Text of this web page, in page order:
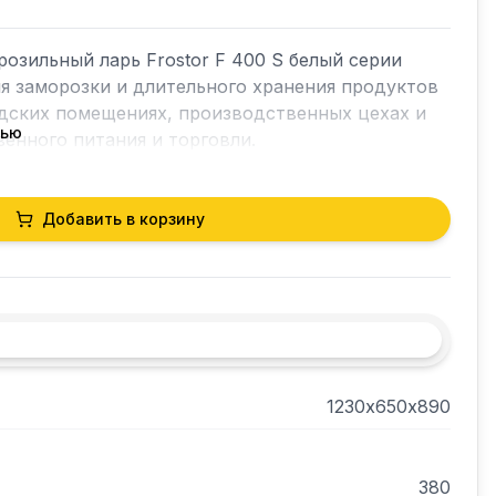
ларь Frostor F 400 S белый серии
заморозки и длительного хранения продуктов
помещениях, производственных цехах и
питания и торговли.
площадью.
Добавить в корзину
1230х650х890
380